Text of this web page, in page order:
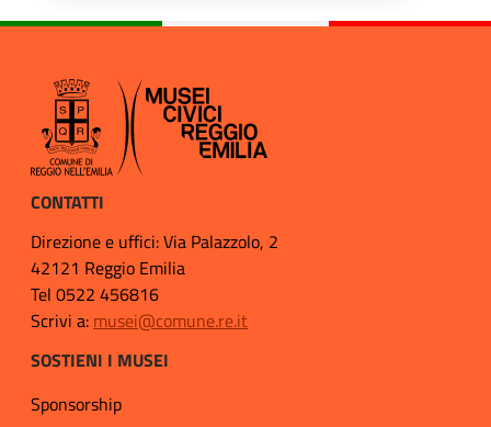
CONTATTI
Direzione e uffici: Via Palazzolo, 2
42121 Reggio Emilia
Tel 0522 456816
Scrivi a: musei@comune.re.it
SOSTIENI I MUSEI
Sponsorship